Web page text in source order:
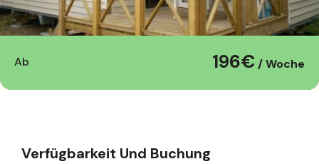
Ab 196€ / Woche
Verfügbarkeit Und Buchung